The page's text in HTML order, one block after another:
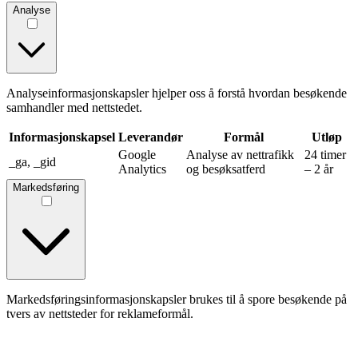
Analyse
Analyseinformasjonskapsler hjelper oss å forstå hvordan besøkende
samhandler med nettstedet.
Informasjonskapsel Leverandør Formål
Utløp
_ga, _gid
Google
Analytics
Analyse av nettrafikk
og besøksatferd
24 timer
– 2 år
Markedsføring
Markedsføringsinformasjonskapsler brukes til å spore besøkende på
tvers av nettsteder for reklameformål.